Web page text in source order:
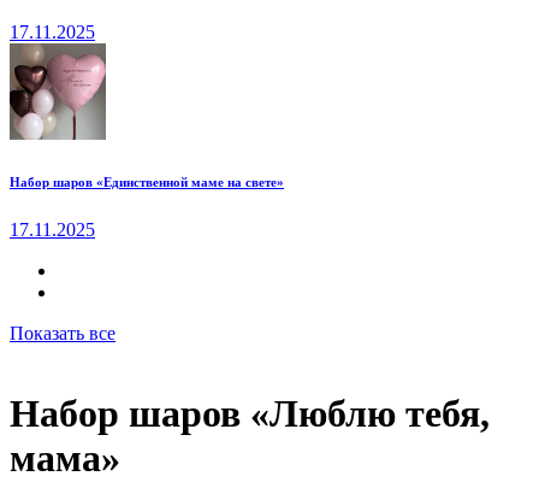
17.11.2025
Набор шаров «Единственной маме на свете»
17.11.2025
Показать все
Набор шаров «Люблю тебя,
мама»